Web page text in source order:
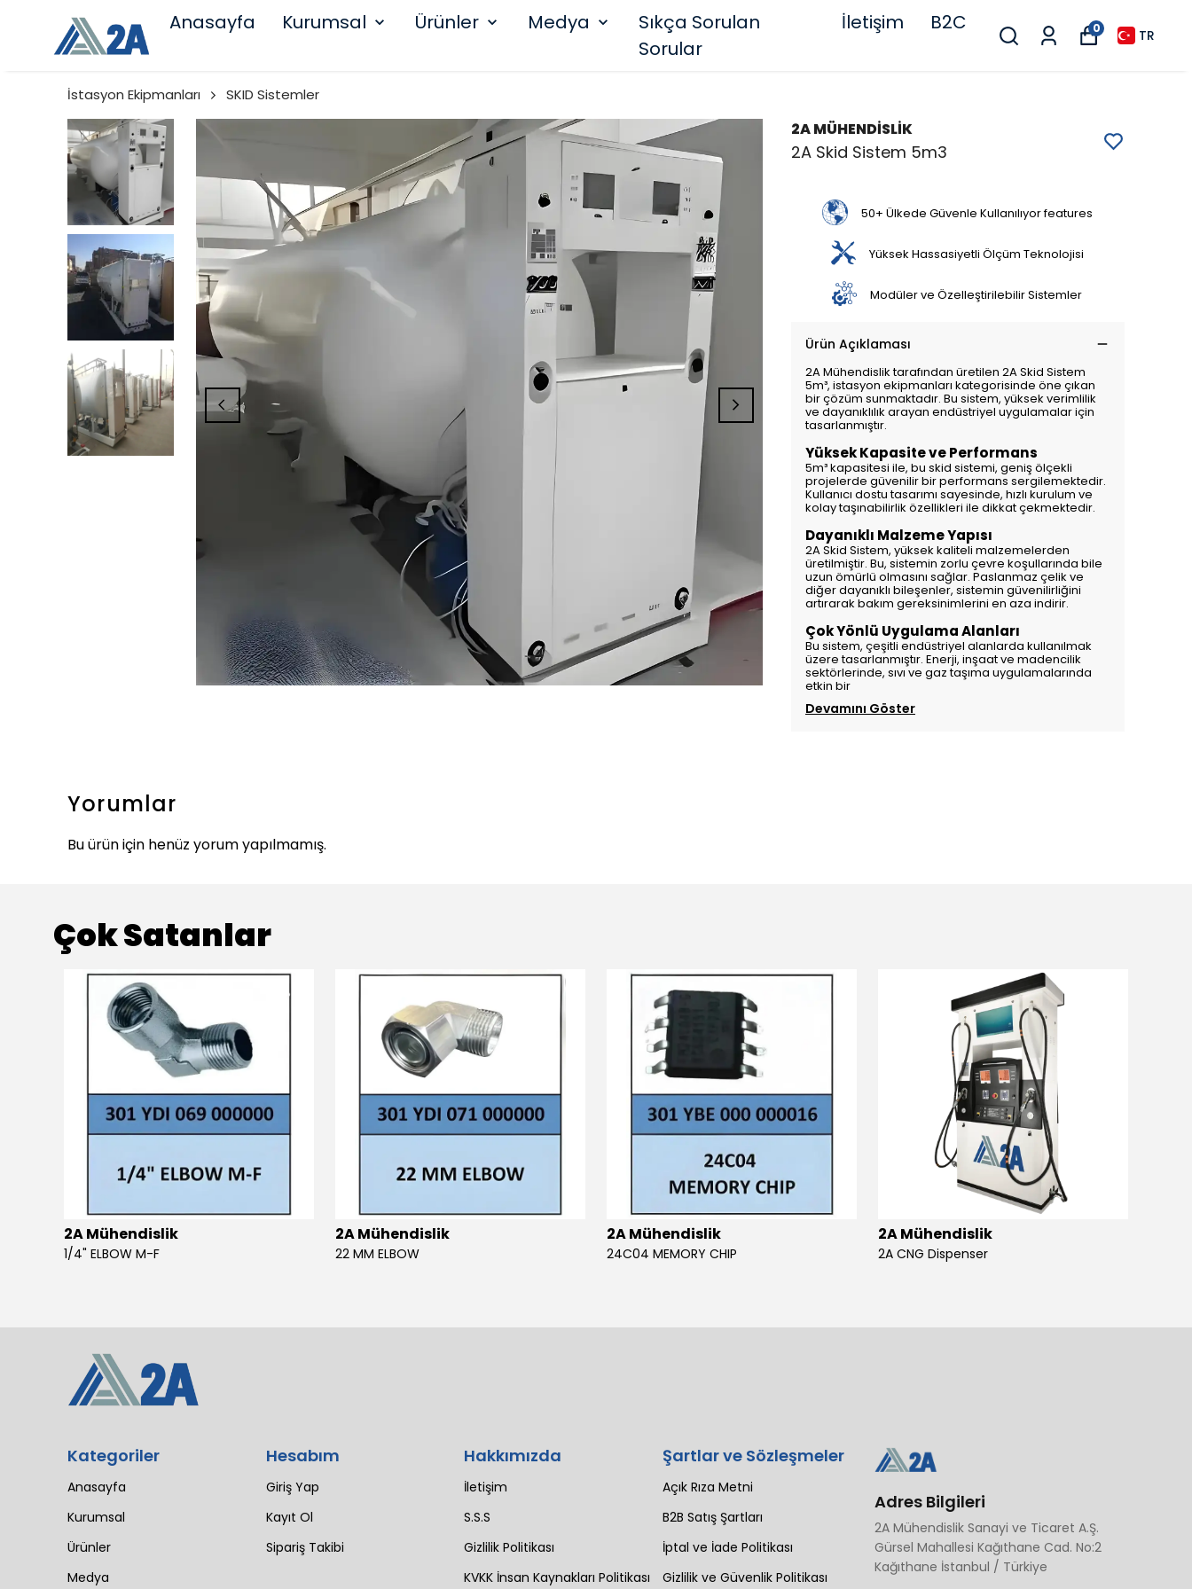
Anasayfa Kurumsal Ürünler Medya
Sıkça Sorulan
Sorular
İletişim B2C 0 TR
İstasyon Ekipmanları SKID Sistemler
2A MÜHENDİSLİK
2A Skid Sistem 5m3
50+ Ülkede Güvenle Kullanılıyor features
Yüksek Hassasiyetli Ölçüm Teknolojisi
Modüler ve Özelleştirilebilir Sistemler
Ürün Açıklaması
2A Mühendislik tarafından üretilen 2A Skid Sistem
5m³, istasyon ekipmanları kategorisinde öne çıkan
bir çözüm sunmaktadır. Bu sistem, yüksek verimlilik
ve dayanıklılık arayan endüstriyel uygulamalar için
tasarlanmıştır.
Yüksek Kapasite ve Performans
5m³ kapasitesi ile, bu skid sistemi, geniş ölçekli
projelerde güvenilir bir performans sergilemektedir.
Kullanıcı dostu tasarımı sayesinde, hızlı kurulum ve
kolay taşınabilirlik özellikleri ile dikkat çekmektedir.
Dayanıklı Malzeme Yapısı
2A Skid Sistem, yüksek kaliteli malzemelerden
üretilmiştir. Bu, sistemin zorlu çevre koşullarında bile
uzun ömürlü olmasını sağlar. Paslanmaz çelik ve
diğer dayanıklı bileşenler, sistemin güvenilirliğini
artırarak bakım gereksinimlerini en aza indirir.
Çok Yönlü Uygulama Alanları
Bu sistem, çeşitli endüstriyel alanlarda kullanılmak
üzere tasarlanmıştır. Enerji, inşaat ve madencilik
sektörlerinde, sıvı ve gaz taşıma uygulamalarında
etkin bir
Devamını Göster
Yorumlar
Bu ürün için henüz yorum yapılmamış.
Çok Satanlar
2A Mühendislik
1/4" ELBOW M-F
2A Mühendislik
22 MM ELBOW
2A Mühendislik
24C04 MEMORY CHIP
2A Mühendislik
2A CNG Dispenser
Kategoriler
Anasayfa
Kurumsal
Ürünler
Medya
Hesabım
Giriş Yap
Kayıt Ol
Sipariş Takibi
Hakkımızda
İletişim
S.S.S
Gizlilik Politikası
KVKK İnsan Kaynakları Politikası
Şartlar ve Sözleşmeler
Açık Rıza Metni
B2B Satış Şartları
İptal ve İade Politikası
Gizlilik ve Güvenlik Politikası
Adres Bilgileri
2A Mühendislik Sanayi ve Ticaret A.Ş.
Gürsel Mahallesi Kağıthane Cad. No:2
Kağıthane İstanbul / Türkiye